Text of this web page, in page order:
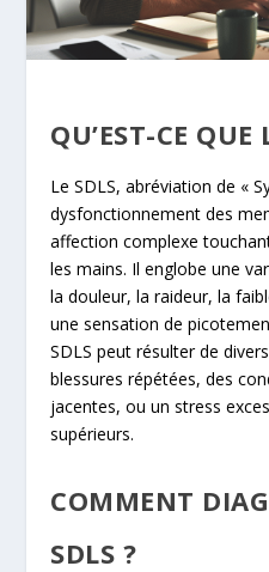
QU’EST-CE QUE
Le SDLS, abréviation de «
dysfonctionnement des
affection complexe
les mains. Il englobe une
la douleur, la raideur, la
une sensation de
SDLS peut résulter de
blessures répétées, des
jacentes, ou un stress
supérieurs.
COMMENT
SDLS ?